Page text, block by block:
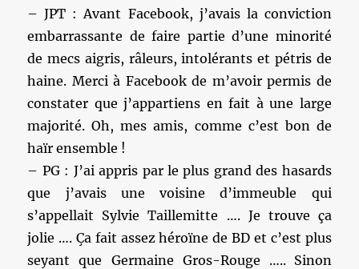
– JPT : Avant Facebook, j’avais la conviction
embarrassante de faire partie d’une minorité
de mecs aigris, râleurs, intolérants et pétris de
haine. Merci à Facebook de m’avoir permis de
constater que j’appartiens en fait à une large
majorité. Oh, mes amis, comme c’est bon de
haïr ensemble !
– PG : J’ai appris par le plus grand des hasards
que j’avais une voisine d’immeuble qui
s’appellait Sylvie Taillemitte …. Je trouve ça
jolie …. Ça fait assez héroïne de BD et c’est plus
seyant que Germaine Gros-Rouge ….. Sinon